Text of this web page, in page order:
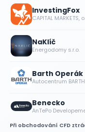
InvestingFox
CAPITAL MARKETS,
NaKlíč
Energodomy s.r.o.
Barth Operák
Autocentrum
Benecko
AnTePo
Při obchodování CFD
9 SRPNA,
28 %,